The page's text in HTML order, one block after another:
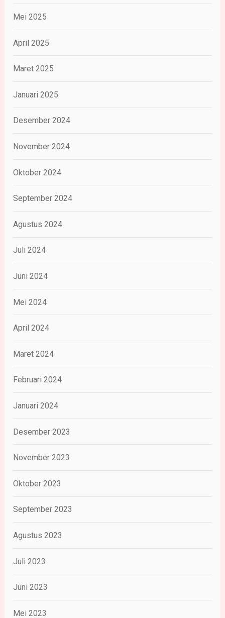
Mei 2025
April 2025
Maret 2025
Januari 2025
Desember 2024
November 2024
Oktober 2024
September 2024
Agustus 2024
Juli 2024
Juni 2024
Mei 2024
April 2024
Maret 2024
Februari 2024
Januari 2024
Desember 2023
November 2023
Oktober 2023
September 2023
Agustus 2023
Juli 2023
Juni 2023
Mei 2023